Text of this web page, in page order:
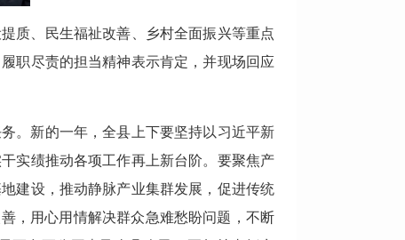
质、民生福祉改善、乡村全面振兴等重点
职尽责的担当精神表示肯定，并现场回应
。新的一年，全县上下要坚持以习近平新
实绩推动各项工作再上新台阶。要聚焦产
建设，推动静脉产业集群发展，促进传统
，用心用情解决群众急难愁盼问题，不断